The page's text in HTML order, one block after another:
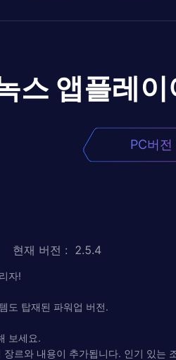
스 앱플레
PC버전
현재 버전 : 2.5.4
자!
도 탑재된 파워업 버전.
보세요.
르와 내용이 추가됩니다. 인기 있